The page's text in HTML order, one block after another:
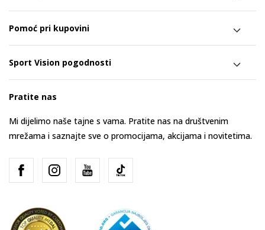
Pomoć pri kupovini
Sport Vision pogodnosti
Pratite nas
Mi dijelimo naše tajne s vama. Pratite nas na društvenim
mrežama i saznajte sve o promocijama, akcijama i novitetima.